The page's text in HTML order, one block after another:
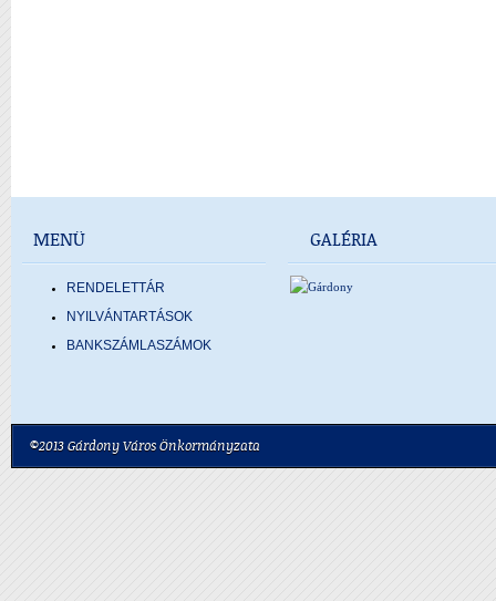
MENÜ
RENDELETTÁR
NYILVÁNTARTÁSOK
BANKSZÁMLASZÁMOK
GALÉRIA
©2013 Gárdony Város Önkormányzata